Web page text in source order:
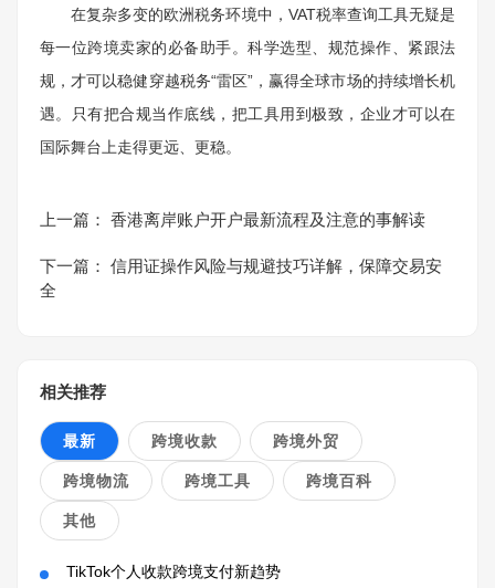
在复杂多变的欧洲税务环境中，VAT税率查询工具无疑是
每一位跨境卖家的必备助手。科学选型、规范操作、紧跟法
规，才可以稳健穿越税务“雷区”，赢得全球市场的持续增长机
遇。只有把合规当作底线，把工具用到极致，企业才可以在
国际舞台上走得更远、更稳。
上一篇： 香港离岸账户开户最新流程及注意的事解读
下一篇： 信用证操作风险与规避技巧详解，保障交易安
全
相关推荐
最新 跨境收款 跨境外贸
跨境物流 跨境工具 跨境百科
其他
TikTok个人收款跨境支付新趋势